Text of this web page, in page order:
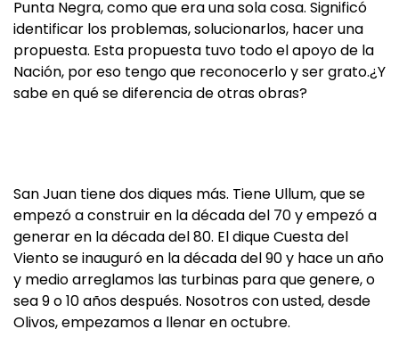
Punta Negra, como que era una sola cosa. Significó
identificar los problemas, solucionarlos, hacer una
propuesta. Esta propuesta tuvo todo el apoyo de la
Nación, por eso tengo que reconocerlo y ser grato.¿Y
sabe en qué se diferencia de otras obras?
San Juan tiene dos diques más. Tiene Ullum, que se
empezó a construir en la década del 70 y empezó a
generar en la década del 80. El dique Cuesta del
Viento se inauguró en la década del 90 y hace un año
y medio arreglamos las turbinas para que genere, o
sea 9 o 10 años después. Nosotros con usted, desde
Olivos, empezamos a llenar en octubre.